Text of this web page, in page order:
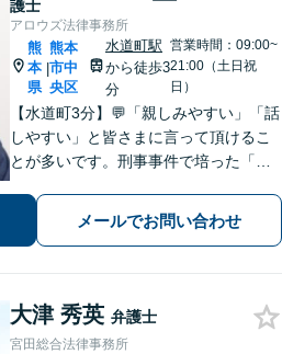
護士
アロウズ法律事務所
熊
本
県
|
熊本
市中
央区
水道町駅
から徒歩3
分
営業時間：09:00~
21:00（土日祝
日）
【水道町3分】💬「親しみやすい」「話
しやすい」と皆さまに言って頂けるこ
とが多いです。刑事事件で培った「交
れるのが最大の強み◎【刑事事件／警
察に呼び出されている方▶︎電話相談0
メールでお問い合わせ
大津 秀英 弁護士
宮田総合法律事務所